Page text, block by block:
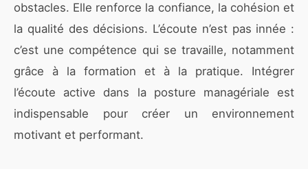
obstacles. Elle renforce la confiance, la cohésion et
la qualité des décisions. L’écoute n’est pas innée :
c’est une compétence qui se travaille, notamment
grâce à la formation et à la pratique. Intégrer
l’écoute active dans la posture managériale est
indispensable pour créer un environnement
motivant et performant.